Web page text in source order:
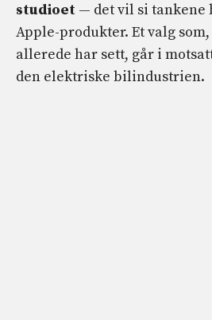
studioet — det vil si tankene
Apple-produkter. Et valg
allerede har sett, går i
den elektriske bilindustrien.